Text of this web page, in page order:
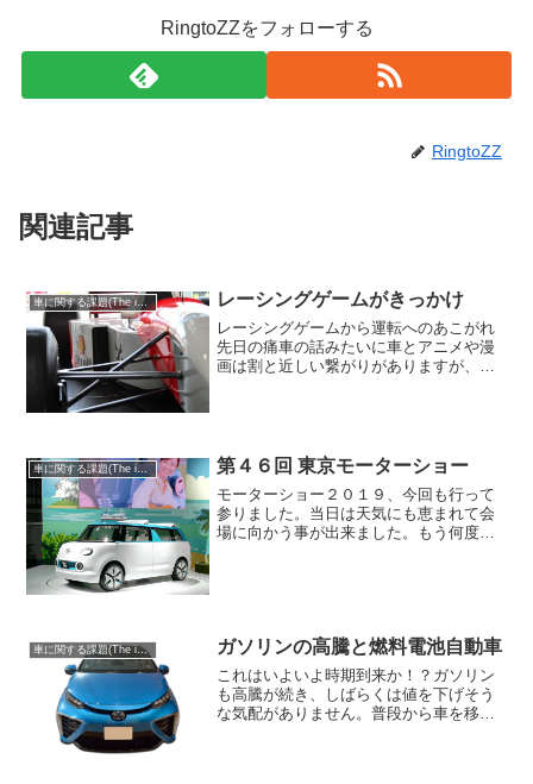
RingtoZZをフォローする
RingtoZZ
関連記事
車に関する課題(The issue of cars) レーシングゲームがきっかけ
レーシングゲームから運転へのあこがれ
先日の痛車の話みたいに車とアニメや漫
画は割と近しい繋がりがありますが、車
第４６回 東京モーターショー
モーターショー２０１９、今回も行って
参りました。当日は天気にも恵まれて会
場に向かう事が出来ました。もう何度と
車に関する課題(The issue of cars) ガソリンの高騰と燃料電池自動車
これはいよいよ時期到来か！？ガソリン
も高騰が続き、しばらくは値を下げそう
な気配がありません。普段から車を移動